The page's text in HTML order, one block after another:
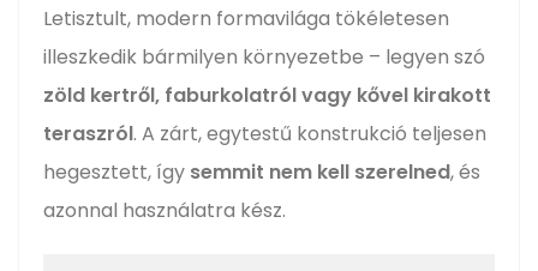
Letisztult, modern formavilága tökéletesen
illeszkedik bármilyen környezetbe – legyen szó
zöld kertről, faburkolatról vagy kővel kirakott
teraszról. A zárt, egytestű konstrukció teljesen
hegesztett, így semmit nem kell szerelned, és
azonnal használatra kész.